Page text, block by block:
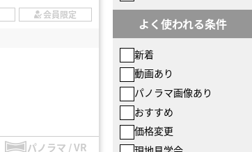
会員限定
パノラマ / VR
よく使われる条件
新着
動画あり
パノラマ画像あり
おすすめ
価格変更